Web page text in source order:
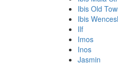
Ibis Old
Ibis
Ilf
Imos
Inos
Jasmin